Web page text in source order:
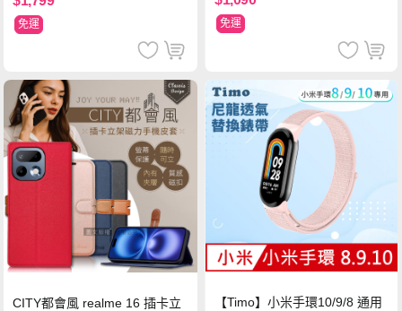
免運 免運
CITY都會風 realme 16 插卡立
【Timo】小米手環10/9/8 通用